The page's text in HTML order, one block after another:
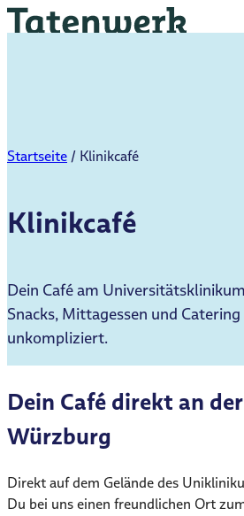
Zum
Startseite / Klinikcafé
Klinikcafé
Dein Café am
Snacks, Mittagessen und
unkompliziert.
Dein Café direkt an
Würzburg
Direkt auf dem Gelände des
Du bei uns einen freundlichen Ort